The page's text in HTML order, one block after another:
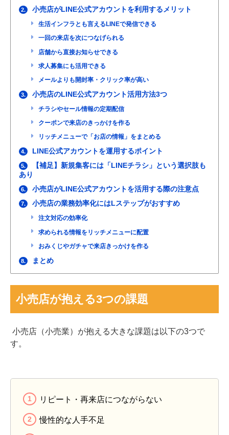
2. 小売店がLINE公式アカウントを利用するメリット
生活インフラとも言えるLINEで発信できる
一回の来店を次につなげられる
店舗から直接お知らせできる
求人募集にも活用できる
メールよりも開封率・クリック率が高い
3. 小売店のLINE公式アカウント活用方法3つ
チラシやセール情報の定期配信
クーポンで来店のきっかけを作る
リッチメニューで「お店の情報」をまとめる
4. LINE公式アカウントを運用するポイント
5.
【補足】新規集客には「LINEチラシ」という選択肢も
あり
6. 小売店がLINE公式アカウントを活用する際の注意点
7. 小売店の業務効率化にはLステップがおすすめ
注文対応の効率化
求められる情報をリッチメニューに配置
おみくじやガチャで来店きっかけを作る
8. まとめ
小売店が抱える3つの課題
小売店（小売業）が抱える大きな課題は以下の3つで
す。
リピート・再来店につながらない
慢性的な人手不足